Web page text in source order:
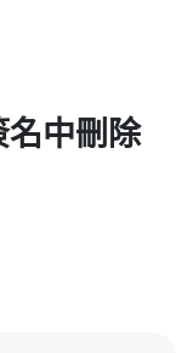
中刪除